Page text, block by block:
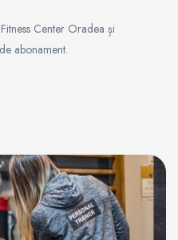
Center Oradea și
abonament.